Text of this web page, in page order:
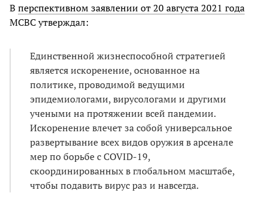
В перспективном заявлении от 20 августа 2021 года
МСВС утверждал:
Единственной жизнеспособной стратегией
является искоренение, основанное на
политике, проводимой ведущими
эпидемиологами, вирусологами и другими
учеными на протяжении всей пандемии.
Искоренение влечет за собой универсальное
развертывание всех видов оружия в арсенале
мер по борьбе с COVID-19,
скоординированных в глобальном масштабе,
чтобы подавить вирус раз и навсегда.